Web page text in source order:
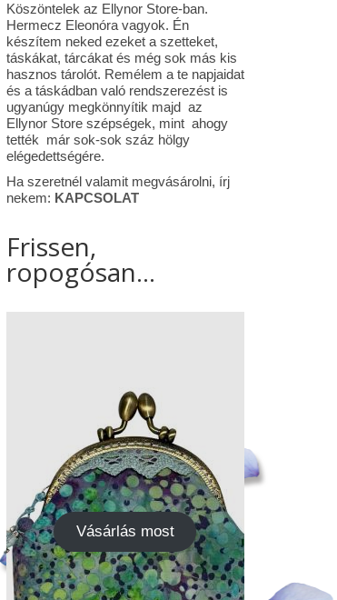
Köszöntelek az Ellynor Store-ban.
Hermecz Eleonóra vagyok. Én
készítem neked ezeket a szetteket,
táskákat, tárcákat és még sok más kis
hasznos tárolót. Remélem a te napjaidat
és a táskádban való rendszerezést is
ugyanúgy megkönnyítik majd az
Ellynor Store szépségek, mint ahogy
tették már sok-sok száz hölgy
elégedettségére.
Ha szeretnél valamit megvásárolni, írj
nekem: KAPCSOLAT
Frissen,
ropogósan...
Vásárlás most